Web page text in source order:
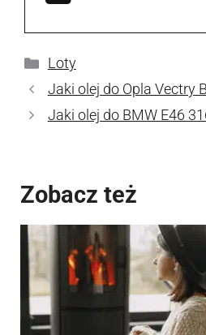
Kategorie
Loty
Jaki olej do Opla Vectry
Jaki olej do BMW E46
Zobacz też